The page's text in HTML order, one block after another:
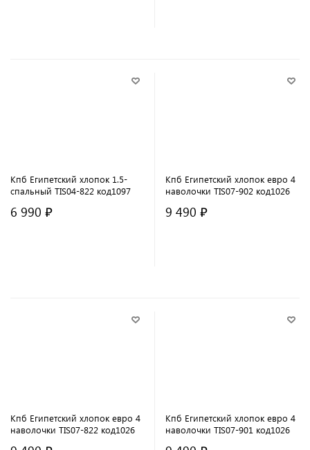
Кпб Египетский хлопок 1.5-
спальный TIS04-822 код1097
6 990 ₽
Кпб Египетский хлопок евро 4
наволочки TIS07-902 код1026
9 490 ₽
Кпб Египетский хлопок евро 4
наволочки TIS07-822 код1026
Кпб Египетский хлопок евро 4
наволочки TIS07-901 код1026